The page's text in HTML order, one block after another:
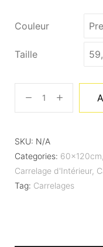
Couleur
Taille
SKU: N/A
Categories: 60x120cm
Carrelage d'Intérieur,
Tag: Carrelages